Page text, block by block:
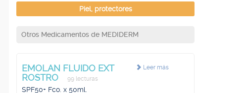
Piel, protectores
Otros Medicamentos de MEDIDERM
Leer más
EMOLAN FLUIDO EXT
ROSTRO
99 lecturas
SPF50+ Fco. x 50ml.